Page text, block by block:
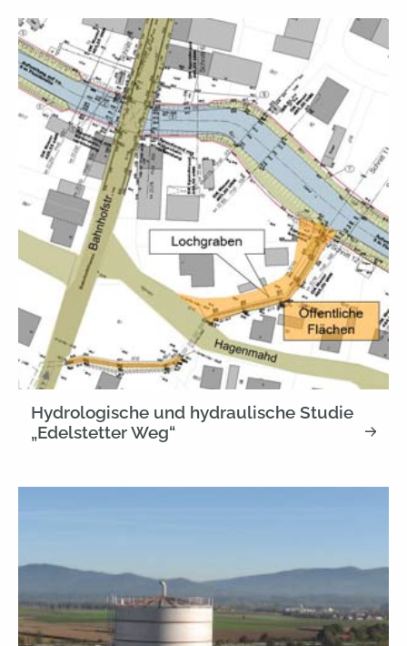
Hydrologische und hydraulische Studie
„Edelstetter Weg“